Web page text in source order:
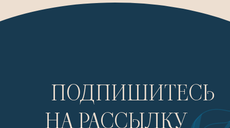
ПОДПИШИТЕСЬ
НА РАССЫЛКУ